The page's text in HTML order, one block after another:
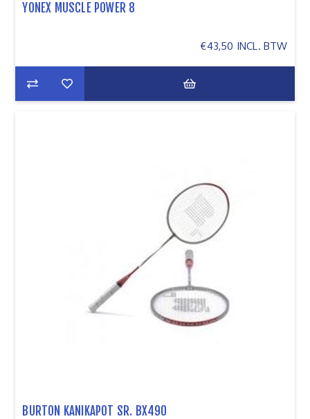
YONEX MUSCLE POWER 8
€43,50 INCL. BTW
BURTON KANIKAPOT SR. BX490